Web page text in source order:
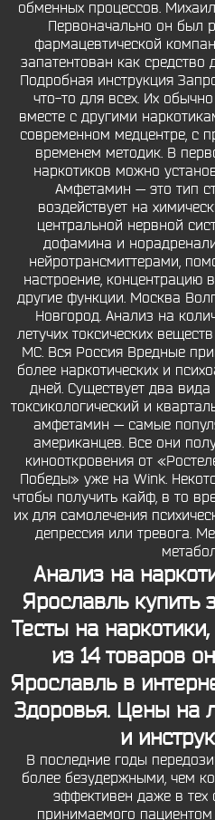
обменных процессов.
Первоначально он был
фармацевтической
запатентован как средство
Подробная инструкция
что-то для всех. Их
вместе с другими
современном медцентре, с
временем методик. В
наркотиков можно
Амфетамин — это тип
воздействует на
центральной нервной
дофамина и
нейротрансмиттерами,
настроение, концентрацию
другие функции. Москва
Новгород. Анализ на
летучих токсических
МС. Вся Россия Вредные
более наркотических и
дней. Существует два
токсикологический и
амфетамин — самые
американцев. Все они
кинооткровения от
Победы» уже на Wink.
чтобы получить кайф, в то
их для самолечения
депрессия или тревога.
Анализ на
Ярославль купить
Тесты на
из 14 товаров
Ярославль в
Здоровья. Цены на
и
В последние годы
более безудержными, чем
эффективен даже в тех
принимаемого пациентом